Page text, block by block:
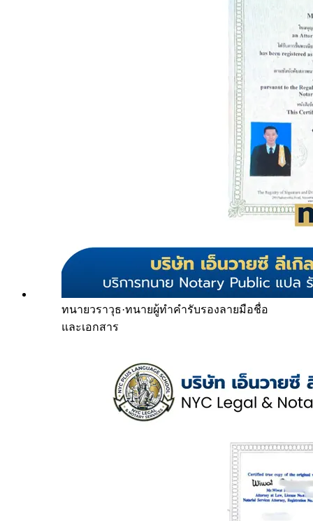
ทนายวราวุธ·ทนายผู้ทำคำรับรองลายมือชื่อ
และเอกสาร